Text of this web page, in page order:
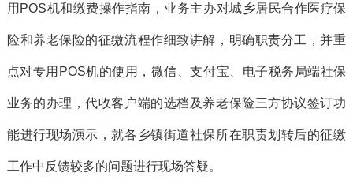
用POS机和缴费操作指南，业务主办对城乡居民合作医疗保
险和养老保险的征缴流程作细致讲解，明确职责分工，并重
点对专用POS机的使用，微信、支付宝、电子税务局端社保
业务的办理，代收客户端的选档及养老保险三方协议签订功
能进行现场演示，就各乡镇街道社保所在职责划转后的征缴
工作中反馈较多的问题进行现场答疑。